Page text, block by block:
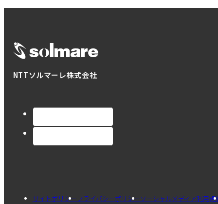
NTTソルマーレ株式会社
サイトポリシープライバシーポリシーソーシャルメディア利用規